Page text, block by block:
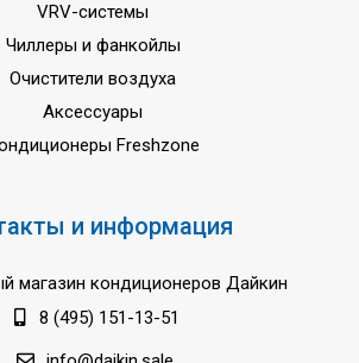
VRV-системы
Чиллеры и фанкойлы
Очистители воздуха
Аксессуары
Freshzone
и информация
магазин кондиционеров Дайкин
8 (495) 151-13-51